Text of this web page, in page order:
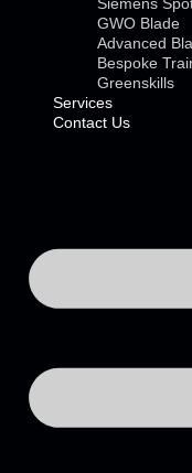
GWO Blade
Advanced
Bespoke
Greenskills
Services
Contact Us